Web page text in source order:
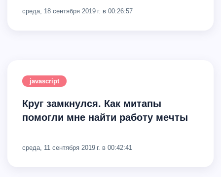
среда, 18 сентября 2019 г. в 00:26:57
javascript
Круг замкнулся. Как митапы
помогли мне найти работу мечты
среда, 11 сентября 2019 г. в 00:42:41